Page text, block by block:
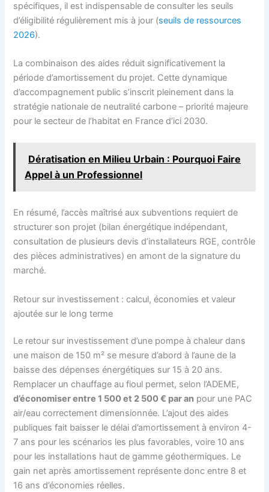
spécifiques, il est indispensable de consulter les seuils
d’éligibilité régulièrement mis à jour (seuils de ressources
2026).
La combinaison des aides réduit significativement la
période d’amortissement du projet. Cette dynamique
d’accompagnement public s’inscrit pleinement dans la
stratégie nationale de neutralité carbone – priorité majeure
pour le secteur de l’habitat en France d’ici 2030.
Dératisation en Milieu Urbain : Pourquoi Faire
Appel à un Professionnel
En résumé, l’accès maîtrisé aux subventions requiert de
structurer son projet (bilan énergétique indépendant,
consultation de plusieurs devis d’installateurs RGE, contrôle
des pièces administratives) en amont de la signature du
marché.
Retour sur investissement : calcul, économies et valeur
ajoutée sur le long terme
Le retour sur investissement d’une pompe à chaleur dans
une maison de 150 m² se mesure d’abord à l’aune de la
baisse des dépenses énergétiques sur 15 à 20 ans.
Remplacer un chauffage au fioul permet, selon l’ADEME,
d’économiser entre 1 500 et 2 500 € par an pour une PAC
air/eau correctement dimensionnée. L’ajout des aides
publiques fait baisser le délai d’amortissement à environ 4-
7 ans pour les scénarios les plus favorables, voire 10 ans
pour les installations haut de gamme géothermiques. Le
gain net après amortissement représente donc entre 8 et
16 ans d’économies réelles.